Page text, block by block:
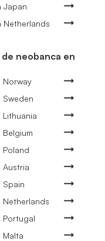
Japan
Netherlands
neobanca en
Norway
Sweden
Poland
Austria
Spain
Netherlands
Portugal
Malta